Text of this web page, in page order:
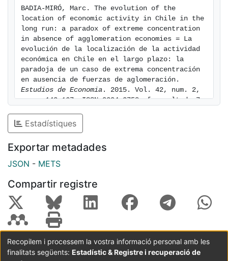
BADIA-MIRÓ, Marc. The evolution of the
location of economic activity in Chile in the
long run: a paradox of extreme concentration
in absence of agglomeration economies = La
evolución de la localización de la actividad
económica en Chile en el largo plazo: la
paradoja de un caso de extrema concentración
Estudios de Economia . 2015. Vol. 42, num. 2,
pags. 143-167. ISSN 0304-2758. [consulted: 7
https://hdl.handle.net/2445/117231
Estadístiques
Exportar metadades
JSON - METS
Compartir registre
Coordinació:CRAI UB Avís legal
Metadades
Recopilem i processem la vostra informació personal amb les
finalitats següents: Estadístic & Registre i recuperació de